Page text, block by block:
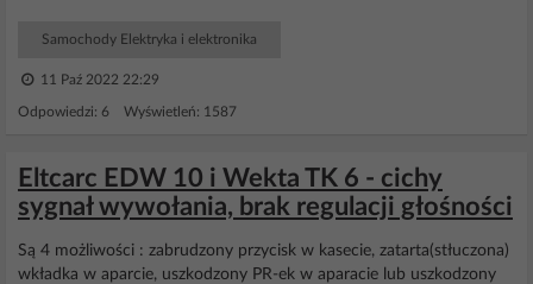
Samochody Elektryka i elektronika
11 Paź 2022 22:29
Odpowiedzi: 6 Wyświetleń: 1587
Eltcarc EDW 10 i Wekta TK 6 - cichy
sygnał wywołania, brak regulacji głośności
Są 4 możliwości : zabrudzony przycisk w kasecie, zatarta(stłuczona)
wkładka w aparcie, uszkodzony PR-ek w aparacie lub uszkodzony